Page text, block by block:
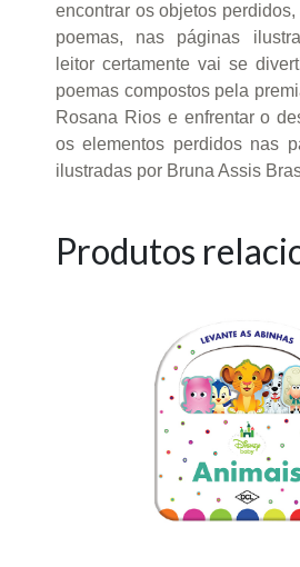
encontrar os objetos
poemas, nas páginas
leitor certamente vai se
poemas compostos pela
Rosana Rios e enfrentar o
os elementos perdidos nas
ilustradas por Bruna Assis
Produtos